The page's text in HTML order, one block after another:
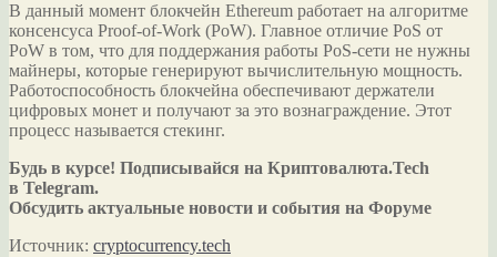
В данный момент блокчейн Ethereum работает на алгоритме
консенсуса Proof-of-Work (PoW). Главное отличие PoS от
PoW в том, что для поддержания работы PoS-сети не нужны
майнеры, которые генерируют вычислительную мощность.
Работоспособность блокчейна обеспечивают держатели
цифровых монет и получают за это вознаграждение. Этот
процесс называется стекинг.
Будь в курсе! Подписывайся на Криптовалюта.Tech
в Telegram.
Обсудить актуальные новости и события на Форуме
Источник: cryptocurrency.tech